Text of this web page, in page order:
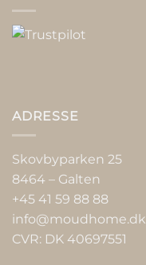
ADRESSE
Skovbyparken 25
8464 – Galten
+45 41 59 88 88
info@moudhome.dk
CVR: DK 40697551